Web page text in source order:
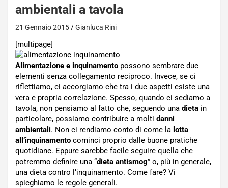
ambientali a tavola
21 Gennaio 2015 Gianluca Rini
[multipage]
Alimentazione e inquinamento possono sembrare due
elementi senza collegamento reciproco. Invece, se ci
riflettiamo, ci accorgiamo che tra i due aspetti esiste una
vera e propria correlazione. Spesso, quando ci sediamo a
tavola, non pensiamo al fatto che, seguendo una dieta in
particolare, possiamo contribuire a molti danni
ambientali. Non ci rendiamo conto di come la lotta
all’inquinamento cominci proprio dalle buone pratiche
quotidiane. Eppure sarebbe facile seguire quella che
potremmo definire una “dieta antismog” o, più in generale,
una dieta contro l’inquinamento. Come fare? Vi
spieghiamo le regole generali.